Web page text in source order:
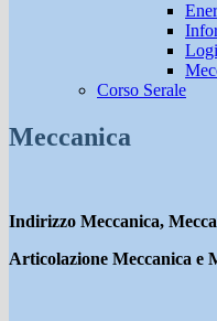
Corso Serale
Meccanica
Indirizzo Meccanica,
Articolazione Meccanica e